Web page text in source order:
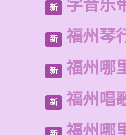
新 学音乐
新 福州琴
新 福州哪
新 福州唱
福州哪